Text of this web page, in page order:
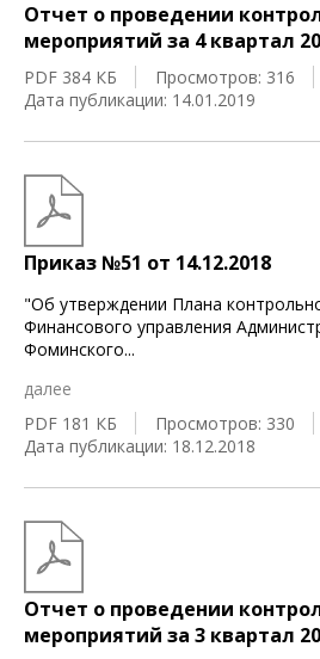
Отчет о проведении
мероприятий за 4 квартал
PDF 384 КБ
Просмотров: 316
Дата публикации: 14.01.2019
Приказ №51 от 14.12.2018
"Об утверждении Плана
Финансового управления
Фоминского...
далее
PDF 181 КБ
Просмотров: 330
Дата публикации: 18.12.2018
Отчет о проведении
мероприятий за 3 квартал